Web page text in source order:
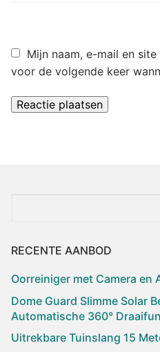
Mijn naam, e-mail en
voor de volgende keer
RECENTE AANBOD
Oorreiniger met Camera en
Dome Guard Slimme Solar
Automatische 360°
Uitrekbare Tuinslang 15